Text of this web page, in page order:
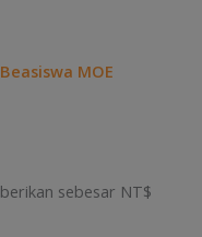
Beasiswa MOE
sebesar NT$